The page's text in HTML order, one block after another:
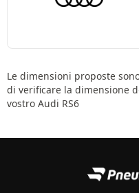
Le dimensioni proposte
di verificare la dimensione
vostro Audi RS6